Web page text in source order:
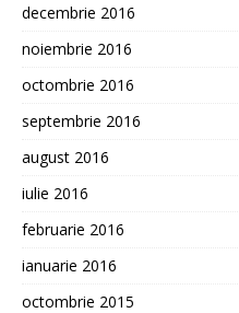
decembrie 2016
noiembrie 2016
octombrie 2016
septembrie 2016
august 2016
iulie 2016
februarie 2016
ianuarie 2016
octombrie 2015